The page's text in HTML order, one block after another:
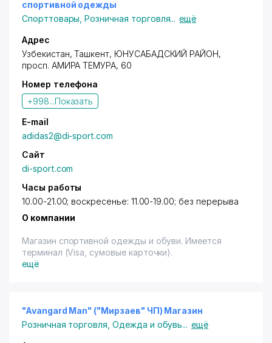
спортивной одежды
Спорттовары ,Розничная торговля... ещё
Адрес
Узбекистан,Ташкент, ЮНУСАБАДСКИЙ РАЙОН,
просп. АМИРА ТЕМУРА, 60
Номер телефона
+998...Показать
E-mail
adidas2@di-sport.com
Сайт
di-sport.com
Часы работы
10.00-21.00; воскресенье: 11.00-19.00; без перерыва
О компании
Магазин спортивной одежды и обуви. Имеется
терминал (Visa, сумовые карточки).
ещё
"Avangard Man" ("Мирзаев" ЧП) Магазин
Розничная торговля ,Одежда и обувь... ещё